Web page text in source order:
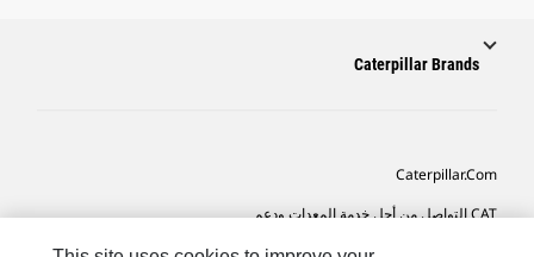
Caterpillar Brands
Caterpillar.com
CAT التواصل من أجل خدمة المعدات ودعم
تفضيلات التسويق الخاصة بي